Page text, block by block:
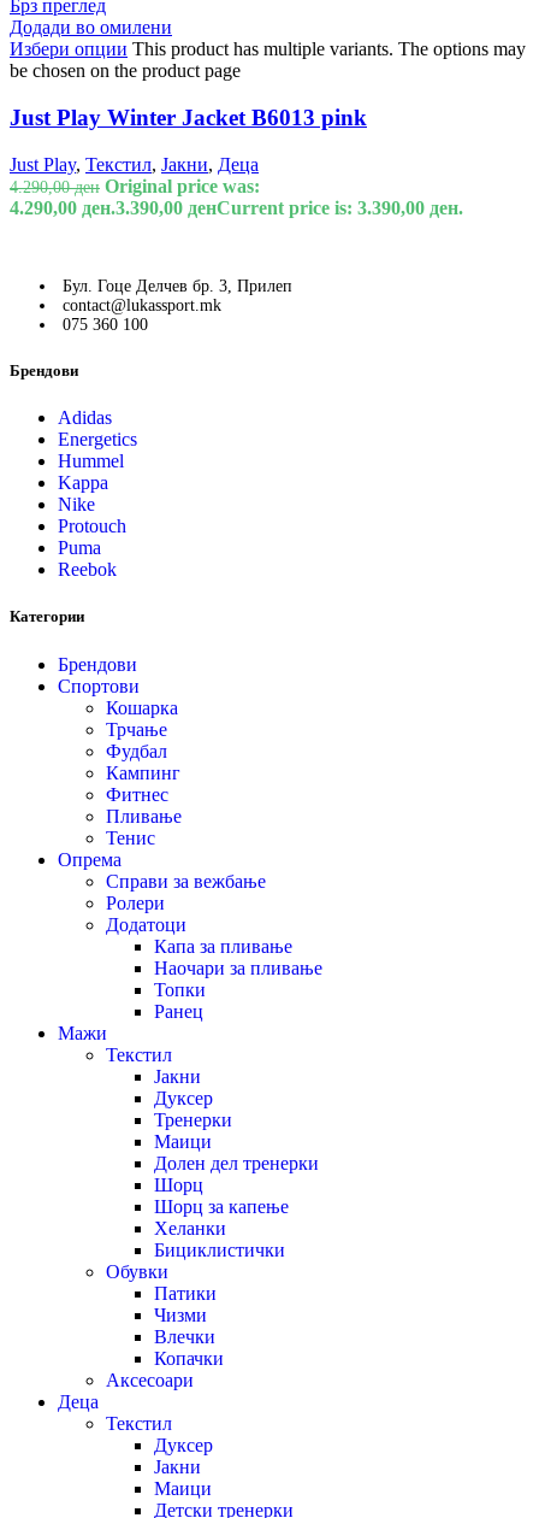
Брз преглед
Додади во омилени
Избери опции This product has multiple variants. The options may
be chosen on the product page
Just Play Winter Jacket B6013 pink
Just Play, Текстил, Јакни, Деца
4.290,00ден Original price was:
4.290,00 ден.3.390,00 денCurrent price is: 3.390,00 ден.
Бул. Гоце Делчев бр. 3, Прилеп
contact@lukassport.mk
075 360 100
Брендови
Adidas
Energetics
Hummel
Kappa
Nike
Protouch
Puma
Reebok
Категории
Брендови
Спортови
Кошарка
Трчање
Фудбал
Кампинг
Фитнес
Пливање
Тенис
Опрема
Справи за вежбање
Ролери
Додатоци
Капа за пливање
Наочари за пливање
Топки
Ранец
Мажи
Текстил
Јакни
Дуксер
Тренерки
Маици
Долен дел тренерки
Шорц
Шорц за капење
Хеланки
Бициклистички
Обувки
Патики
Чизми
Влечки
Копачки
Аксесоари
Деца
Текстил
Дуксер
Јакни
Маици
Детски тренерки